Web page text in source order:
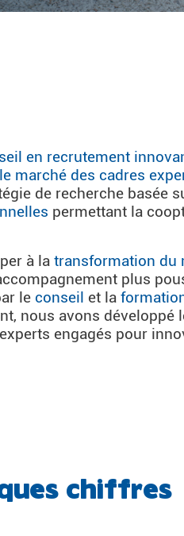
en recrutement
marché des cadres
de recherche basée
permettant la
à la transformation du
plus
le conseil et la
nous avons développé
engagés pour
chiffres